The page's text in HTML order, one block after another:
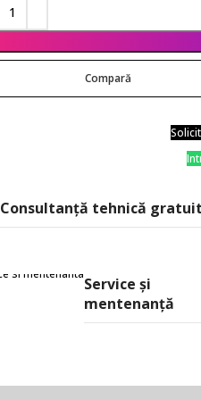
Compară
Consultanţă tehnică
Service și
mentenanță